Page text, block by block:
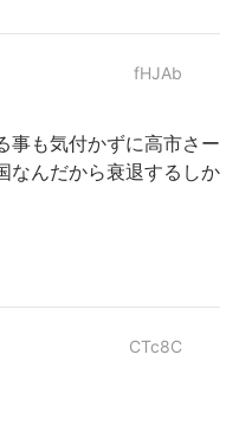
fHJAb
事も気付かずに高市さー
なんだから衰退するしか
CTc8C